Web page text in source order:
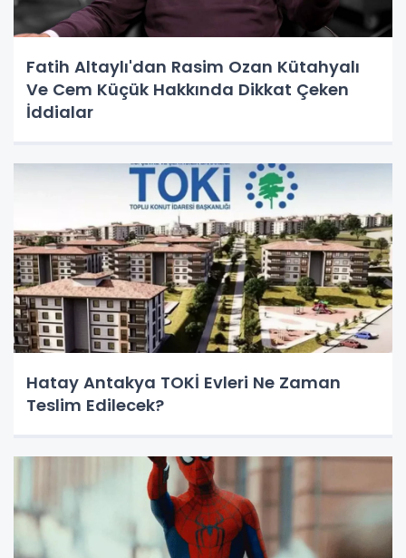
Fatih Altaylı'dan Rasim Ozan Kütahyalı
Ve Cem Küçük Hakkında Dikkat Çeken
İddialar
Hatay Antakya TOKİ Evleri Ne Zaman
Teslim Edilecek?